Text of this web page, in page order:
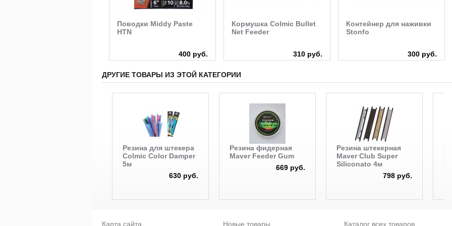
Поводки Middy Paste
HTN
400 руб.
Кормушка Colmic Bullet
Net Feeder
310 руб.
Контейнер для наживки
Stonfo
300 руб.
ДРУГИЕ ТОВАРЫ ИЗ ЭТОЙ КАТЕГОРИИ
Резина для штекера
Colmic Color Damper
5м
630 руб.
Резина фидерная
Maver Feeder Gum
669 руб.
Резина штекерная
Maver Club Super
Siliconato 4м
798 руб.
Карта сайта Новые товары Каталог всех товаров